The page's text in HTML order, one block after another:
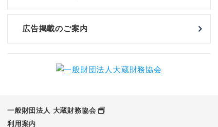
広告掲載のご案内
一般財団法人 大蔵財務協会
利用案内